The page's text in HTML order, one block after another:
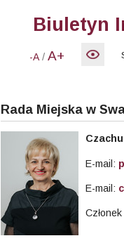
Biuletyn
-A / A+
Rada Miejska w
E-mail:
E-mail: